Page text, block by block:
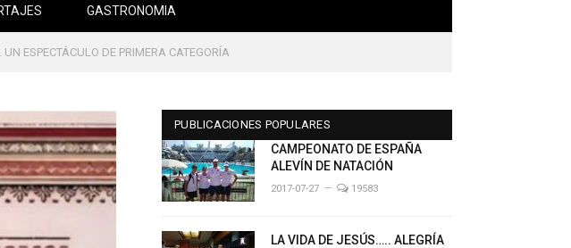
GASTRONOMIA
ESPECTÁCULO DE PRIMERA CATEGORÍA
PUBLICACIONES POPULARES
CAMPEONATO DE ESPAÑA
ALEVÍN DE NATACIÓN
2017-07-27 19583
LA VIDA DE JESÚS….. ALEGRÍA